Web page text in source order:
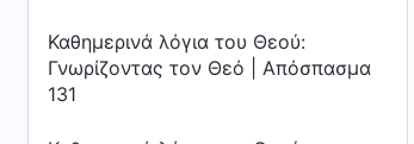
Καθημερινά λόγια του Θεού:
Γνωρίζοντας τον Θεό | Απόσπασμα
131